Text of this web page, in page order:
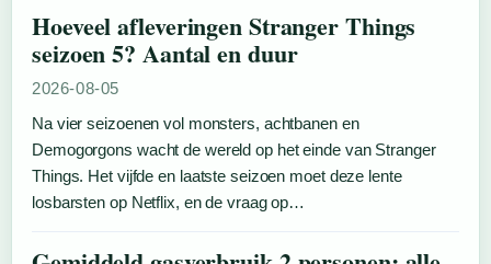
Hoeveel afleveringen Stranger Things
seizoen 5? Aantal en duur
2026-08-05
Na vier seizoenen vol monsters, achtbanen en
Demogorgons wacht de wereld op het einde van Stranger
Things. Het vijfde en laatste seizoen moet deze lente
losbarsten op Netflix, en de vraag op…